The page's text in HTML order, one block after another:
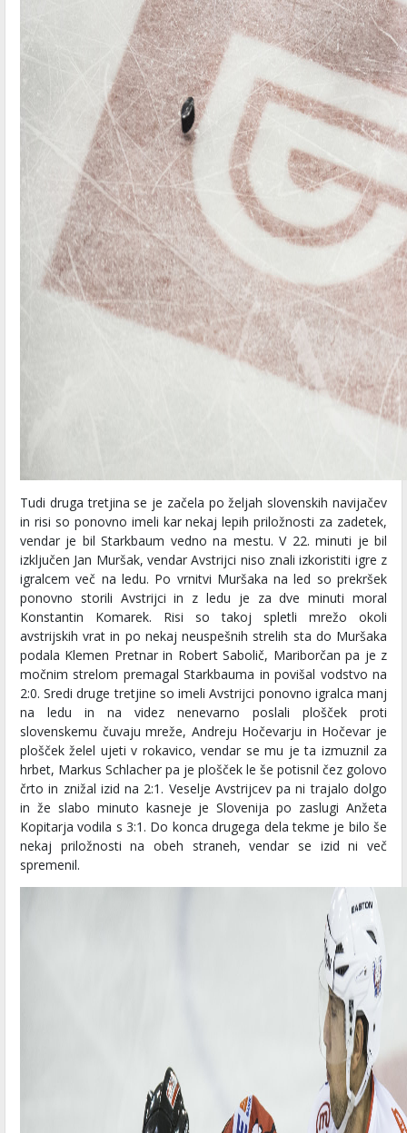
Tudi druga tretjina se je začela po željah slovenskih navijačev
in risi so ponovno imeli kar nekaj lepih priložnosti za zadetek,
vendar je bil Starkbaum vedno na mestu. V 22. minuti je bil
izključen Jan Muršak, vendar Avstrijci niso znali izkoristiti igre z
igralcem več na ledu. Po vrnitvi Muršaka na led so prekršek
ponovno storili Avstrijci in z ledu je za dve minuti moral
Konstantin Komarek. Risi so takoj spletli mrežo okoli
avstrijskih vrat in po nekaj neuspešnih strelih sta do Muršaka
podala Klemen Pretnar in Robert Sabolič, Mariborčan pa je z
močnim strelom premagal Starkbauma in povišal vodstvo na
2:0. Sredi druge tretjine so imeli Avstrijci ponovno igralca manj
na ledu in na videz nenevarno poslali plošček proti
slovenskemu čuvaju mreže, Andreju Hočevarju in Hočevar je
plošček želel ujeti v rokavico, vendar se mu je ta izmuznil za
hrbet, Markus Schlacher pa je plošček le še potisnil čez golovo
črto in znižal izid na 2:1. Veselje Avstrijcev pa ni trajalo dolgo
in že slabo minuto kasneje je Slovenija po zaslugi Anžeta
Kopitarja vodila s 3:1. Do konca drugega dela tekme je bilo še
nekaj priložnosti na obeh straneh, vendar se izid ni več
spremenil.